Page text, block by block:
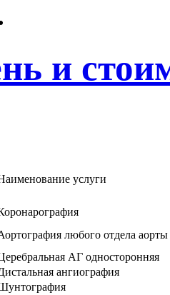
и
услуги
любого отдела
АГ односторонняя
ангиография